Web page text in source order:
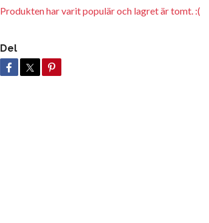
Produkten har varit populär och lagret är tomt. :(
Del